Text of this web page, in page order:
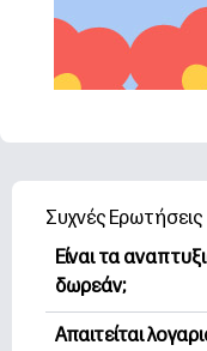
Συχνές Ερωτήσεις
Είναι τα
δωρεάν;
Η HP Printables
Απαιτείται